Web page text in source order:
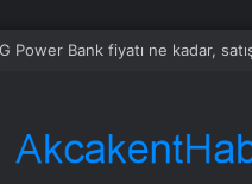
Power Bank fiyatı ne kadar,